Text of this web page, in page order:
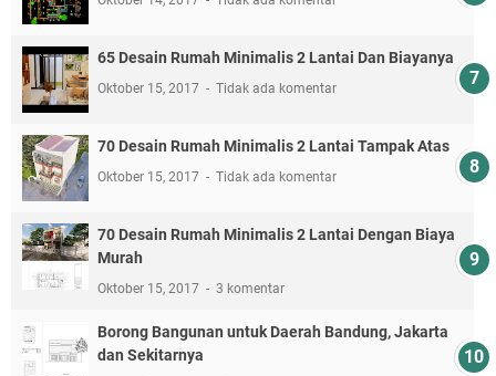
65 Desain Rumah Minimalis 2 Lantai Dan Biayanya
Oktober 15, 2017 Tidak ada komentar
70 Desain Rumah Minimalis 2 Lantai Tampak Atas
Oktober 15, 2017 Tidak ada komentar
70 Desain Rumah Minimalis 2 Lantai Dengan Biaya
Murah
Oktober 15, 2017 3 komentar
Borong Bangunan untuk Daerah Bandung, Jakarta
dan Sekitarnya